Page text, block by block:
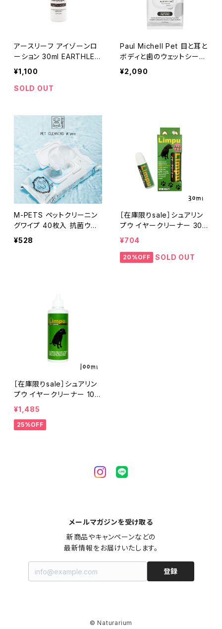
アースリーフ アイゾーンロ
ーション 30ml EARTHLEA
F
¥1,100
SOLD OUT
Paul Michell Pet 目と耳と
ボディと歯のウェットシート
60枚入り 無臭タイプ オー
ルインワン ポールミッチェル
¥2,090
M-PETS ペットクリーニン
グワイプ 40枚入 抗菌ウェ
ットティッシュ 防災 犬猫 エ
¥528
［在庫限りsale］シュアリン
プウ イヤークリーナー 30m
l
¥704
20%OFF SOLD OUT
［在庫限りsale］シュアリン
プウ イヤークリーナー 100
ml
¥1,485
25%OFF
メールマガジンを受け取る
新商品やキャンペーンなどの
最新情報をお届けいたします。
登録
© Naturarium